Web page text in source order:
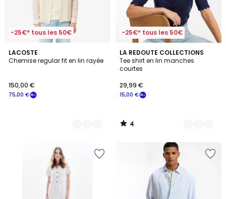
-25€* tous les 50€
LACOSTE
Chemise regular fit en lin rayée
75,00 €
150,00 €
2
Couleurs
-25€* tous les 50€
LA REDOUTE COLLECTIONS
Tee shirt en lin manches
courtes
15,00 €
29,99 €
4
/
5
2
Couleurs
4
/